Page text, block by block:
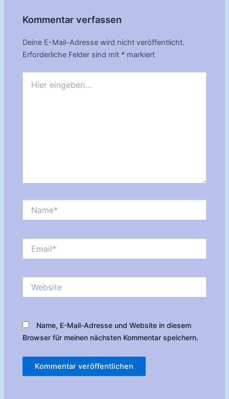
Kommentar verfassen
Deine E-Mail-Adresse wird nicht veröffentlicht.
Erforderliche Felder sind mit * markiert
eingeben…
Name, E-Mail-Adresse und Website in diesem
Browser für meinen nächsten Kommentar speichern.